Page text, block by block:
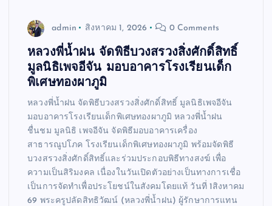
admin สิงหาคม 1, 2026 0 Comments
หลวงพี่น้ำฝน จัดพิธีบวงสรวงสิ่งศักดิ์สิทธิ์
มูลนิธิเพจอีจัน มอบอาคารโรงเรียนเด็ก
พิเศษทองผาภูมิ
หลวงพี่น้ำฝน จัดพิธีบวงสรวงสิ่งศักดิ์สิทธิ์ มูลนิธิเพจอีจัน
มอบอาคารโรงเรียนเด็กพิเศษทองผาภูมิ หลวงพี่น้ำฝน
ชื่นชม มูลนิธิ เพจอีจัน จัดพิธีมอบอาคารเครื่อง
สาธารณูปโภค โรงเรียนเด็กพิเศษทองผาภูมิ พร้อมจัดพิธี
บวงสรวงสิ่งศักดิ์สิทธิ์และร่วมประกอบพิธีทางสงฆ์ เพื่อ
ความเป็นสิริมงคล เนื่องในวันเปิดตัวอย่างเป็นทางการเชื่อ
เป็นการจัดทำเพื่อประโยชน์ในสังคมโดยแท้ วันที่ 1สิงหาคม
69 พระครูปลัดสิทธิวัฒน์ (หลวงพี่น้ำฝน) ผู้รักษาการแทน